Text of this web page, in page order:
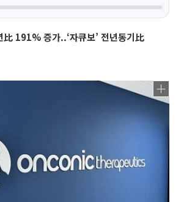
191% 증가..‘자큐보’ 전년동기比